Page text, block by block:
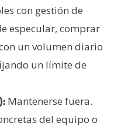
con gestión de
especular, comprar
un volumen diario
un límite de
Mantenerse fuera.
del equipo o